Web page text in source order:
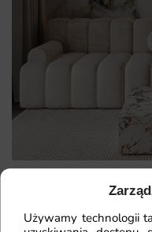
Używamy technologii